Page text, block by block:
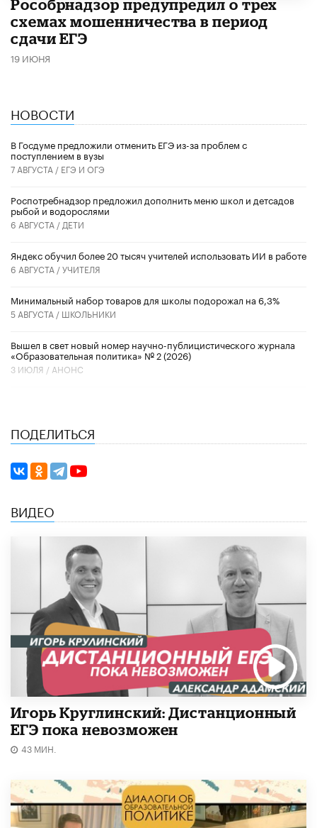
Рособрнадзор предупредил о трех
схемах мошенничества в период
сдачи ЕГЭ
19 ИЮНЯ
НОВОСТИ
В Госдуме предложили отменить ЕГЭ из-за проблем с
поступлением в вузы
7 АВГУСТА / ЕГЭ И ОГЭ
Роспотребнадзор предложил дополнить меню школ и детсадов
рыбой и водорослями
6 АВГУСТА / ДЕТИ
​Яндекс обучил более 20 тысяч учителей использовать ИИ в работе
6 АВГУСТА /УЧИТЕЛЯ
Минимальный набор товаров для школы подорожал на 6,3%
5 АВГУСТА / ШКОЛЬНИКИ
Вышел в свет новый номер научно-публицистического журнала
«Образовательная политика» № 2 (2026)
3 ИЮЛЯ / АНОНС
ПОДЕЛИТЬСЯ
ВИДЕО
Игорь Круглинский: Дистанционный
ЕГЭ пока невозможен
43 МИН.